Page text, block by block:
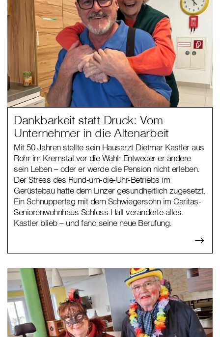
Dankbarkeit statt Druck: Vom
Unternehmer in die Altenarbeit
Mit 50 Jahren stellte sein Hausarzt Dietmar Kastler aus
Rohr im Kremstal vor die Wahl: Entweder er ändere
sein Leben – oder er werde die Pension nicht erleben.
Der Stress des Rund-um-die-Uhr-Betriebs im
Gerüstebau hatte dem Linzer gesundheitlich zugesetzt.
Ein Schnuppertag mit dem Schwiegersohn im Caritas-
Seniorenwohnhaus Schloss Hall veränderte alles.
Kastler blieb – und fand seine neue Berufung.